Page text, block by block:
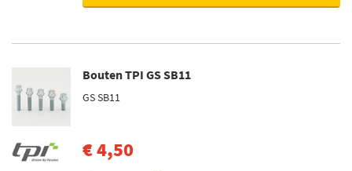
Bouten TPI GS SB11
GS SB11
€ 4,50